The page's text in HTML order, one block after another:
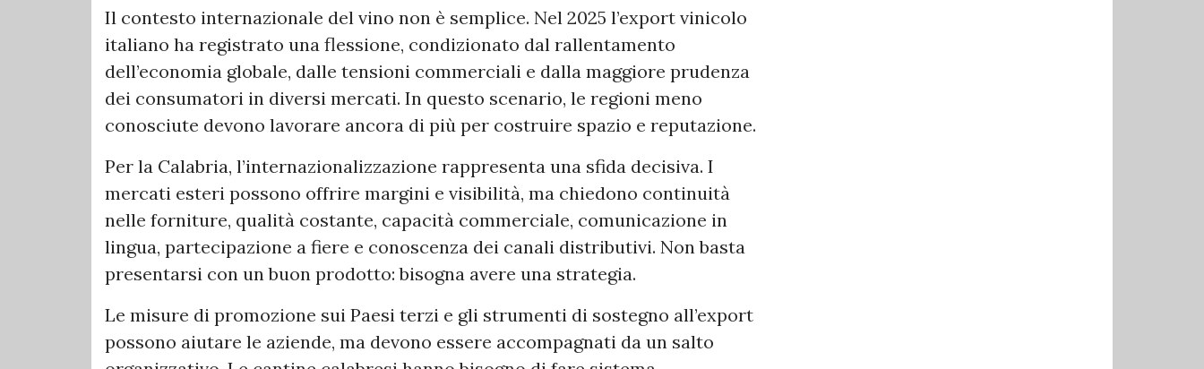
Il contesto internazionale del vino non è semplice. Nel 2025 l’export vinicolo
italiano ha registrato una flessione, condizionato dal rallentamento
dell’economia globale, dalle tensioni commerciali e dalla maggiore prudenza
dei consumatori in diversi mercati. In questo scenario, le regioni meno
conosciute devono lavorare ancora di più per costruire spazio e reputazione.
Per la Calabria, l’internazionalizzazione rappresenta una sfida decisiva. I
mercati esteri possono offrire margini e visibilità, ma chiedono continuità
nelle forniture, qualità costante, capacità commerciale, comunicazione in
lingua, partecipazione a fiere e conoscenza dei canali distributivi. Non basta
presentarsi con un buon prodotto: bisogna avere una strategia.
Le misure di promozione sui Paesi terzi e gli strumenti di sostegno all’export
possono aiutare le aziende, ma devono essere accompagnati da un salto